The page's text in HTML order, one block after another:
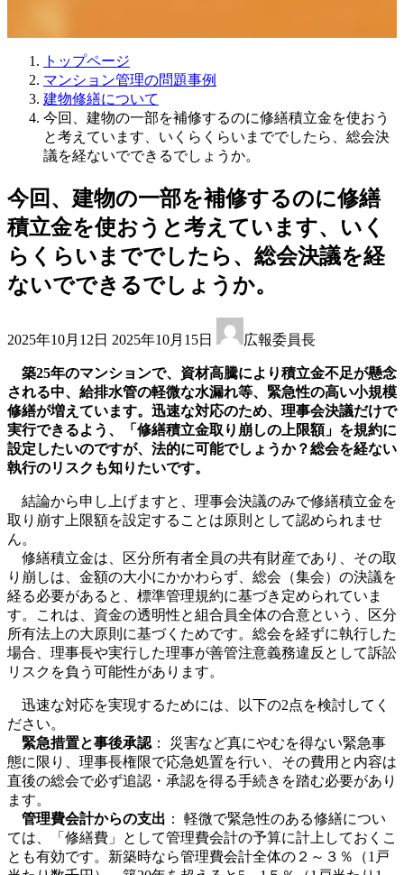
トップページ
マンション管理の問題事例
建物修繕について
今回、建物の一部を補修するのに修繕積立金を使おう
と考えています、いくらくらいまででしたら、総会決
議を経ないでできるでしょうか。
今回、建物の一部を補修するのに修繕
積立金を使おうと考えています、いく
らくらいまででしたら、総会決議を経
ないでできるでしょうか。
2025年10月12日 終
新
日
時
:
2025年10月15日 広報委員長
築25年のマンションで、資材高騰により積立金不足が懸念
される中、給排水管の軽微な水漏れ等、緊急性の高い小規模
修繕が増えています。迅速な対応のため、理事会決議だけで
実行できるよう、「修繕積立金取り崩しの上限額」を規約に
設定したいのですが、法的に可能でしょうか？総会を経ない
執行のリスクも知りたいです。
結論から申し上げますと、理事会決議のみで修繕積立金を
取り崩す上限額を設定することは原則として認められませ
ん。
修繕積立金は、区分所有者全員の共有財産であり、その取
り崩しは、金額の大小にかかわらず、総会（集会）の決議を
経る必要があると、標準管理規約に基づき定められていま
す。これは、資金の透明性と組合員全体の合意という、区分
所有法上の大原則に基づくためです。総会を経ずに執行した
場合、理事長や実行した理事が善管注意義務違反として訴訟
リスクを負う可能性があります。
迅速な対応を実現するためには、以下の2点を検討してく
ださい。
緊急措置と事後承認 ： 災害など真にやむを得ない緊急事
態に限り、理事長権限で応急処置を行い、その費用と内容は
直後の総会で必ず追認・承認を得る手続きを踏む必要があり
ます。
管理費会計からの支出 ： 軽微で緊急性のある修繕につい
ては、「修繕費」として管理費会計の予算に計上しておくこ
とも有効です。新築時なら管理費会計全体の２～３％（1戸